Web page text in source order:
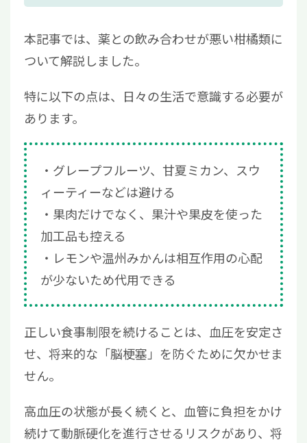
本記事では、薬との飲み合わせが悪い柑橘類に
ついて解説しました。
特に以下の点は、日々の生活で意識する必要が
あります。
グレープフルーツ、甘夏ミカン、スウ
ィーティーなどは避ける
果肉だけでなく、果汁や果皮を使った
加工品も控える
レモンや温州みかんは相互作用の心配
が少ないため代用できる
正しい食事制限を続けることは、血圧を安定さ
せ、将来的な「脳梗塞」を防ぐために欠かせま
せん。
高血圧の状態が長く続くと、血管に負担をかけ
続けて動脈硬化を進行させるリスクがあり、将